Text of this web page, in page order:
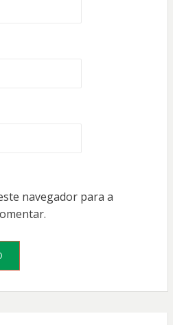
navegador para a